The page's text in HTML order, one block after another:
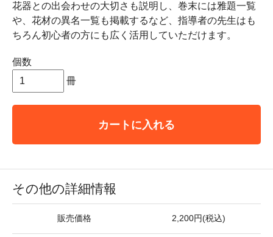
花器との出会わせの大切さも説明し、巻末には雅題一覧
や、花材の異名一覧も掲載するなど、指導者の先生はも
ちろん初心者の方にも広く活用していただけます。
個数
冊
カートに入れる
その他の詳細情報
販売価格 2,200円(税込)